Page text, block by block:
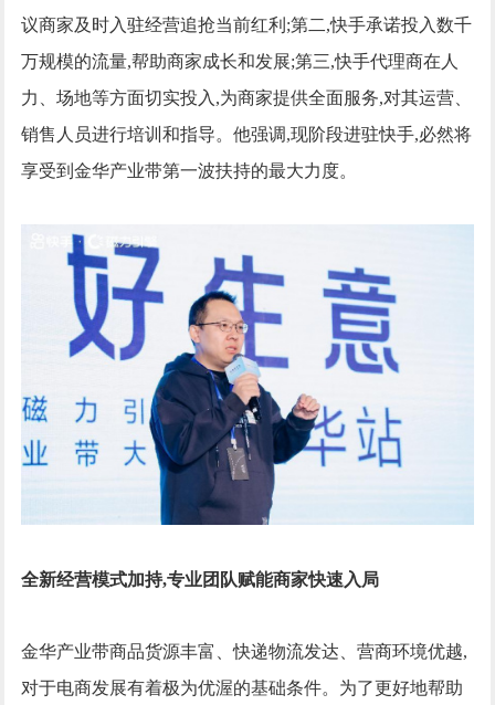
议商家及时入驻经营追抢当前红利;第二,快手承诺投入数千
万规模的流量,帮助商家成长和发展;第三,快手代理商在人
力、场地等方面切实投入,为商家提供全面服务,对其运营、
销售人员进行培训和指导。他强调,现阶段进驻快手,必然将
享受到金华产业带第一波扶持的最大力度。
全新经营模式加持,专业团队赋能商家快速入局
金华产业带商品货源丰富、快递物流发达、营商环境优越,
对于电商发展有着极为优渥的基础条件。为了更好地帮助